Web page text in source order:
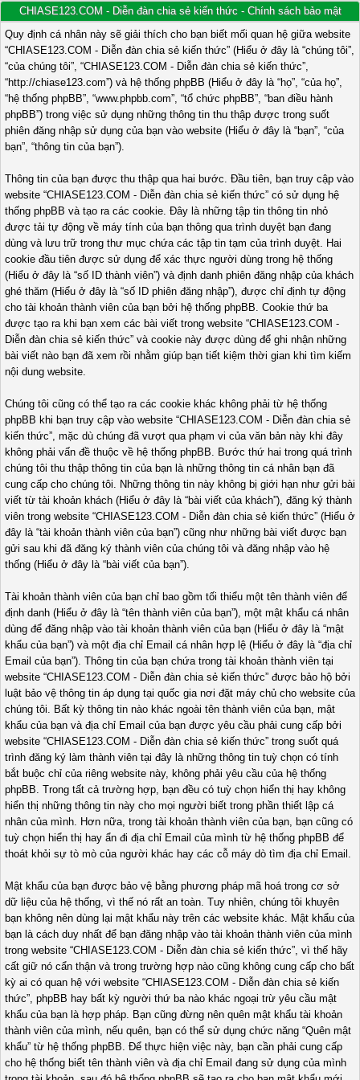
CHIASE123.COM - Diễn đàn chia sẻ kiến thức - Chính sách bảo mật
Quy định cá nhân này sẽ giải thích cho bạn biết mối quan hệ giữa website
“CHIASE123.COM - Diễn đàn chia sẻ kiến thức” (Hiểu ở đây là “chúng tôi”,
“của chúng tôi”, “CHIASE123.COM - Diễn đàn chia sẻ kiến thức”,
“http://chiase123.com”) và hệ thống phpBB (Hiểu ở đây là “họ”, “của họ”,
“hệ thống phpBB”, “www.phpbb.com”, “tổ chức phpBB”, “ban điều hành
phpBB”) trong việc sử dụng những thông tin thu thập được trong suốt
phiên đăng nhập sử dụng của bạn vào website (Hiểu ở đây là “bạn”, “của
bạn”, “thông tin của bạn”).
Thông tin của bạn được thu thập qua hai bước. Đầu tiên, bạn truy cập vào
website “CHIASE123.COM - Diễn đàn chia sẻ kiến thức” có sử dụng hệ
thống phpBB và tạo ra các cookie. Đây là những tập tin thông tin nhỏ
được tải tự động về máy tính của bạn thông qua trình duyệt bạn đang
dùng và lưu trữ trong thư mục chứa các tập tin tạm của trình duyệt. Hai
cookie đầu tiên được sử dụng để xác thực người dùng trong hệ thống
(Hiểu ở đây là “số ID thành viên”) và định danh phiên đăng nhập của khách
ghé thăm (Hiểu ở đây là “số ID phiên đăng nhập”), được chỉ định tự động
cho tài khoản thành viên của bạn bởi hệ thống phpBB. Cookie thứ ba
được tạo ra khi bạn xem các bài viết trong website “CHIASE123.COM -
Diễn đàn chia sẻ kiến thức” và cookie này được dùng để ghi nhận những
bài viết nào bạn đã xem rồi nhằm giúp bạn tiết kiệm thời gian khi tìm kiếm
nội dung website.
Chúng tôi cũng có thể tạo ra các cookie khác không phải từ hệ thống
phpBB khi bạn truy cập vào website “CHIASE123.COM - Diễn đàn chia sẻ
kiến thức”, mặc dù chúng đã vượt qua phạm vi của văn bản này khi đây
không phải vấn đề thuộc về hệ thống phpBB. Bước thứ hai trong quá trình
chúng tôi thu thập thông tin của bạn là những thông tin cá nhân bạn đã
cung cấp cho chúng tôi. Những thông tin này không bị giới hạn như gửi bài
viết từ tài khoản khách (Hiểu ở đây là “bài viết của khách”), đăng ký thành
viên trong website “CHIASE123.COM - Diễn đàn chia sẻ kiến thức” (Hiểu ở
đây là “tài khoản thành viên của bạn”) cũng như những bài viết được bạn
gửi sau khi đã đăng ký thành viên của chúng tôi và đăng nhập vào hệ
thống (Hiểu ở đây là “bài viết của bạn”).
Tài khoản thành viên của bạn chỉ bao gồm tối thiểu một tên thành viên để
định danh (Hiểu ở đây là “tên thành viên của bạn”), một mật khẩu cá nhân
dùng để đăng nhập vào tài khoản thành viên của bạn (Hiểu ở đây là “mật
khẩu của bạn”) và một địa chỉ Email cá nhân hợp lệ (Hiểu ở đây là “địa chỉ
Email của bạn”). Thông tin của bạn chứa trong tài khoản thành viên tại
website “CHIASE123.COM - Diễn đàn chia sẻ kiến thức” được bảo hộ bởi
luật bảo vệ thông tin áp dụng tại quốc gia nơi đặt máy chủ cho website của
chúng tôi. Bất kỳ thông tin nào khác ngoài tên thành viên của bạn, mật
khẩu của bạn và địa chỉ Email của bạn được yêu cầu phải cung cấp bởi
website “CHIASE123.COM - Diễn đàn chia sẻ kiến thức” trong suốt quá
trình đăng ký làm thành viên tại đây là những thông tin tuỳ chọn có tính
bắt buộc chỉ của riêng website này, không phải yêu cầu của hệ thống
phpBB. Trong tất cả trường hợp, bạn đều có tuỳ chọn hiển thị hay không
hiển thị những thông tin này cho mọi người biết trong phần thiết lập cá
nhân của mình. Hơn nữa, trong tài khoản thành viên của bạn, bạn cũng có
tuỳ chọn hiển thị hay ẩn đi địa chỉ Email của mình từ hệ thống phpBB để
thoát khỏi sự tò mò của người khác hay các cỗ máy dò tìm địa chỉ Email.
Mật khẩu của bạn được bảo vệ bằng phương pháp mã hoá trong cơ sở
dữ liệu của hệ thống, vì thế nó rất an toàn. Tuy nhiên, chúng tôi khuyên
bạn không nên dùng lại mật khẩu này trên các website khác. Mật khẩu của
bạn là cách duy nhất để bạn đăng nhập vào tài khoản thành viên của mình
trong website “CHIASE123.COM - Diễn đàn chia sẻ kiến thức”, vì thế hãy
cất giữ nó cẩn thận và trong trường hợp nào cũng không cung cấp cho bất
kỳ ai có quan hệ với website “CHIASE123.COM - Diễn đàn chia sẻ kiến
thức”, phpBB hay bất kỳ người thứ ba nào khác ngoại trừ yêu cầu mật
khẩu của bạn là hợp pháp. Bạn cũng đừng nên quên mật khẩu tài khoản
thành viên của mình, nếu quên, bạn có thể sử dụng chức năng “Quên mật
khẩu” từ hệ thống phpBB. Để thực hiện việc này, bạn cần phải cung cấp
cho hệ thống biết tên thành viên và địa chỉ Email đang sử dụng của mình